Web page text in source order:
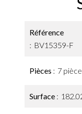
Référence
BV15359-F
Pièces 7
Surface